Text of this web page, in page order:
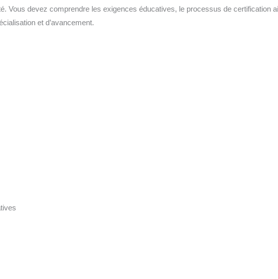
Vous devez comprendre les exigences éducatives, le processus de certification
et d’avancement.